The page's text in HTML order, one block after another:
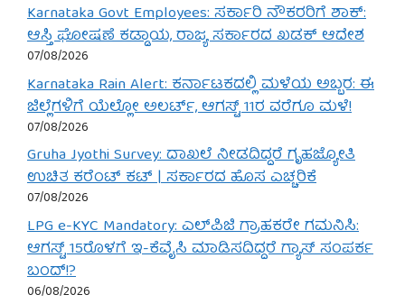
Karnataka Govt Employees: ಸರ್ಕಾರಿ ನೌಕರರಿಗೆ ಶಾಕ್:
ಆಸ್ತಿ ಘೋಷಣೆ ಕಡ್ಡಾಯ, ರಾಜ್ಯ ಸರ್ಕಾರದ ಖಡಕ್ ಆದೇಶ
07/08/2026
Karnataka Rain Alert: ಕರ್ನಾಟಕದಲ್ಲಿ ಮಳೆಯ ಅಬ್ಬರ: ಈ
ಜಿಲ್ಲೆಗಳಿಗೆ ಯೆಲ್ಲೋ ಅಲರ್ಟ್, ಆಗಸ್ಟ್ 11ರ ವರೆಗೂ ಮಳೆ!
07/08/2026
Gruha Jyothi Survey: ದಾಖಲೆ ನೀಡದಿದ್ದರೆ ಗೃಹಜ್ಯೋತಿ
ಉಚಿತ ಕರೆಂಟ್ ಕಟ್ | ಸರ್ಕಾರದ ಹೊಸ ಎಚ್ಚರಿಕೆ
07/08/2026
LPG e-KYC Mandatory: ಎಲ್‌ಪಿಜಿ ಗ್ರಾಹಕರೇ ಗಮನಿಸಿ:
ಆಗಸ್ಟ್ 15ರೊಳಗೆ ಇ-ಕೆವೈಸಿ ಮಾಡಿಸದಿದ್ದರೆ ಗ್ಯಾಸ್ ಸಂಪರ್ಕ
ಬಂದ್!?
06/08/2026